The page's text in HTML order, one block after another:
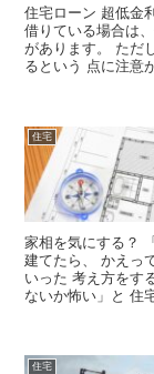
住宅ローン 超低金
借りている場合は
があります。 ただ
るという 点に注意
住宅
家相を気にする？
建てたら、 かえっ
いった 考え方をす
ないか怖い」と 住
住宅